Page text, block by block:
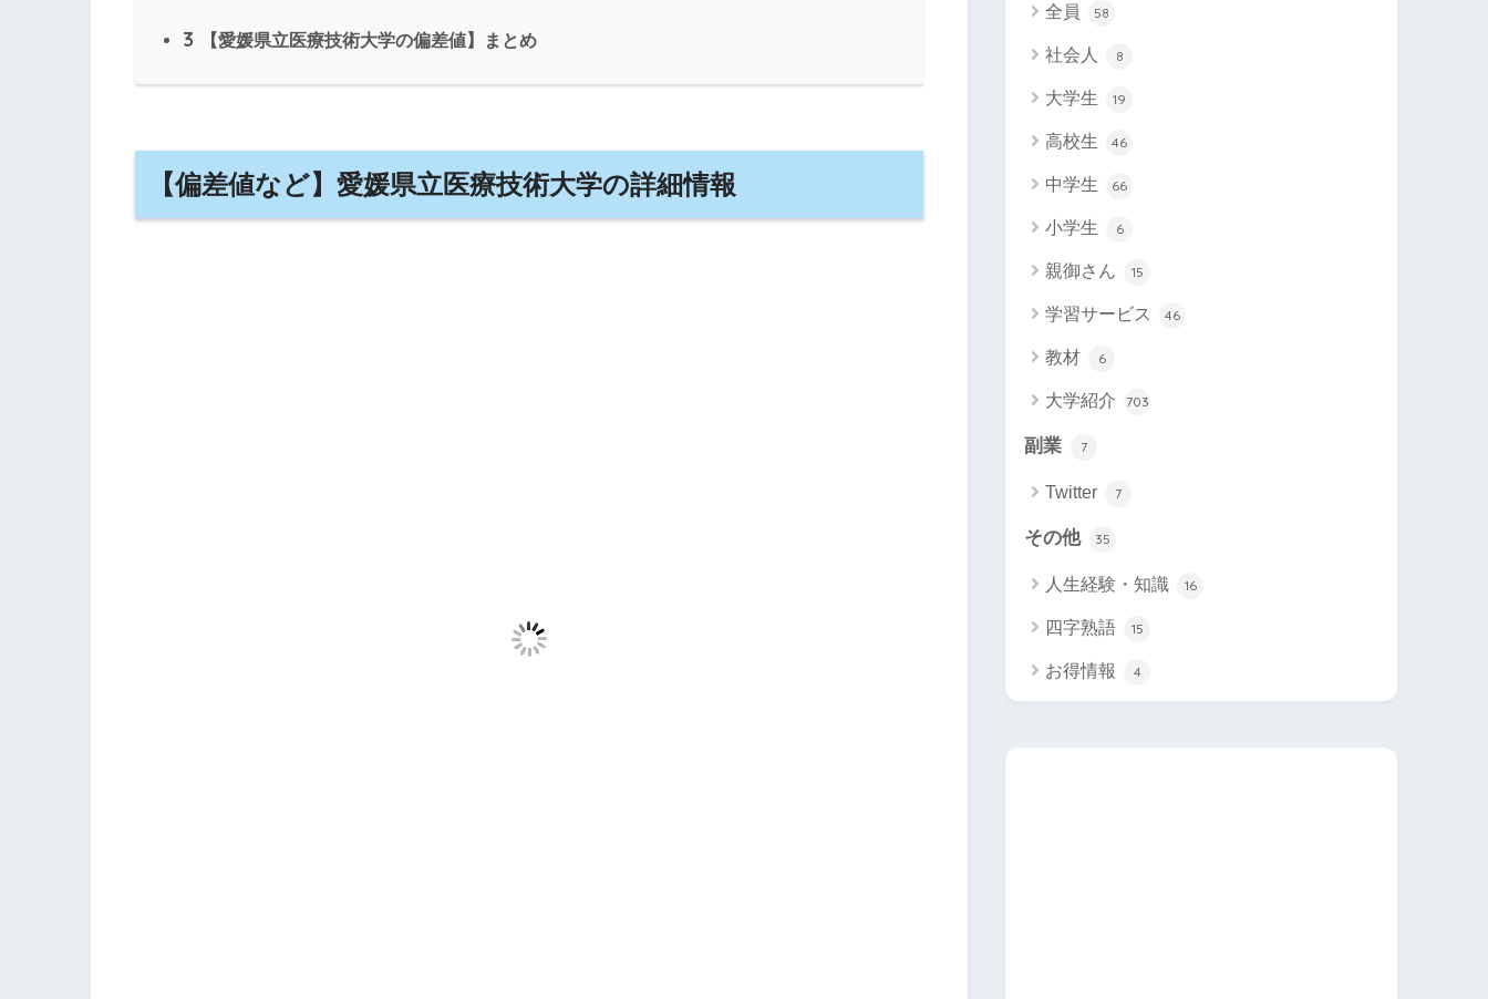
3 【愛媛県立医療技術大学の偏差値】まとめ
【偏差値など】愛媛県立医療技術大学の詳細情報
全員 58
社会人 8
大学生 19
高校生 46
中学生 66
小学生 6
親御さん 15
学習サービス 46
教材 6
大学紹介 703
副業 7
Twitter 7
その他 35
人生経験・知識 16
四字熟語 15
お得情報 4